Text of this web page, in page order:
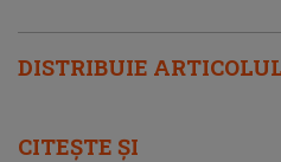
DISTRIBUIE
CITEȘTE ȘI